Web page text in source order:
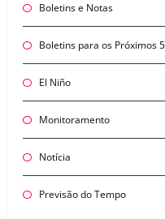
Boletins e Notas
Boletins para os Próximos
El Niño
Monitoramento
Notícia
Previsão do Tempo